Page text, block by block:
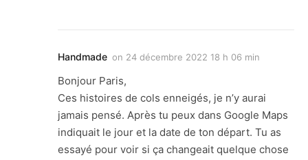
Handmade on 24 décembre 2022 18 h 06 min
Bonjour Paris,
Ces histoires de cols enneigés, je n’y aurai
jamais pensé. Après tu peux dans Google Maps
indiquait le jour et la date de ton départ. Tu as
essayé pour voir si ça changeait quelque chose